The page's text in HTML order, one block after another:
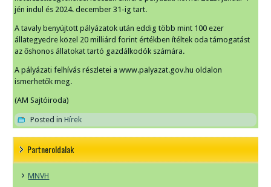
jén indul és 2024. december 31-ig tart.
A tavaly benyújtott pályázatok után eddig több mint 100 ezer
állategyedre közel 20 milliárd forint értékben ítéltek oda támogatást
az őshonos állatokat tartó gazdálkodók számára.
A pályázati felhívás részletei a www.palyazat.gov.hu oldalon
ismerhetők meg.
(AM Sajtóiroda)
Posted in Hírek
Partneroldalak
MNVH